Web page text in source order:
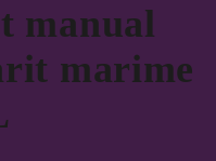
manual
marime